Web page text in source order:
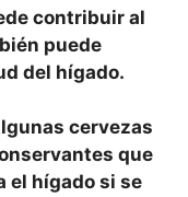
contribuir al
puede
del hígado.
cervezas
que
el hígado si se